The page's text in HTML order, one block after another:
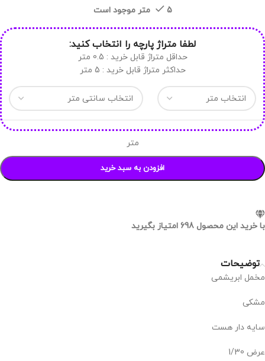
5 متر موجود است
لطفا متراژ پارچه را انتخاب کنید:
حداقل متراژ قابل خرید : 0.5 متر
حداکثر متراژ قابل خرید : 5 متر
متر
افزودن به سبد خرید
با خرید این محصول 698 امتیاز بگیرید
توضیحات
مخمل ابریشمی
مشکی
سایه دار هست
عرض 1/30